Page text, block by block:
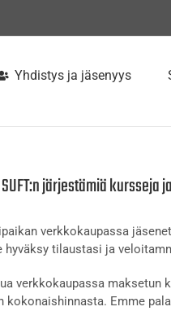
Yhdistys ja jäsenyys
järjestämiä kursseja
verkkokaupassa
hyväksy tilaustasi ja
verkkokaupassa
kokonaishinnasta. Emme